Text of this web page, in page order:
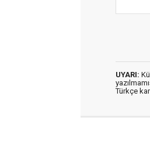
UYARI:
Türkçe